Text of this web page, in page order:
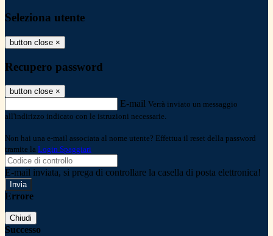
Seleziona utente
button close ×
Recupero password
button close ×
E-mail Verrà inviato un messaggio
all'indirizzo indicato con le istruzioni necessarie.
Non hai una e-mail associata al nome utente? Effettua il reset della password
tramite la Login Spaggiari
E-mail inviata, si prega di controllare la casella di posta elettronica!
Errore
Chiudi
Successo